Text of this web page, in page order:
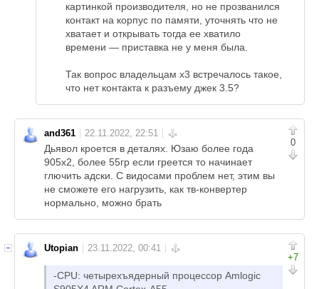
картинкой производителя, но не прозванился
контакт на корпус по памяти, уточнять что не
хватает и открывать тогда ее хватило
времени — приставка не у меня была.
Так вопрос владельцам х3 встречалось такое,
что нет контакта к разъему джек 3.5?
0
and361
Дьявол кроется в деталях. Юзаю более года
905х2, более 55гр если греется то начинает
глючить адски. С видосами проблем нет, этим вы
не сможете его нагрузить, как тв-конвертер
нормально, можно брать
+7
Utopian
-CPU: четырехъядерный процессор Amlogic